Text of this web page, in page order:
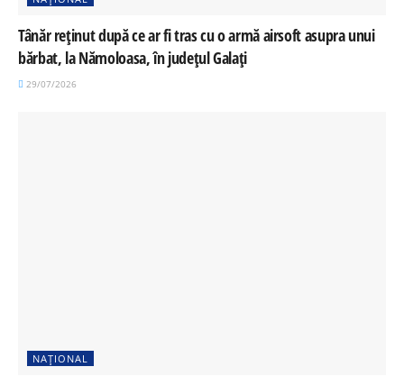
Tânăr reținut după ce ar fi tras cu o armă airsoft asupra unui
bărbat, la Nămoloasa, în județul Galați
29/07/2026
NAȚIONAL